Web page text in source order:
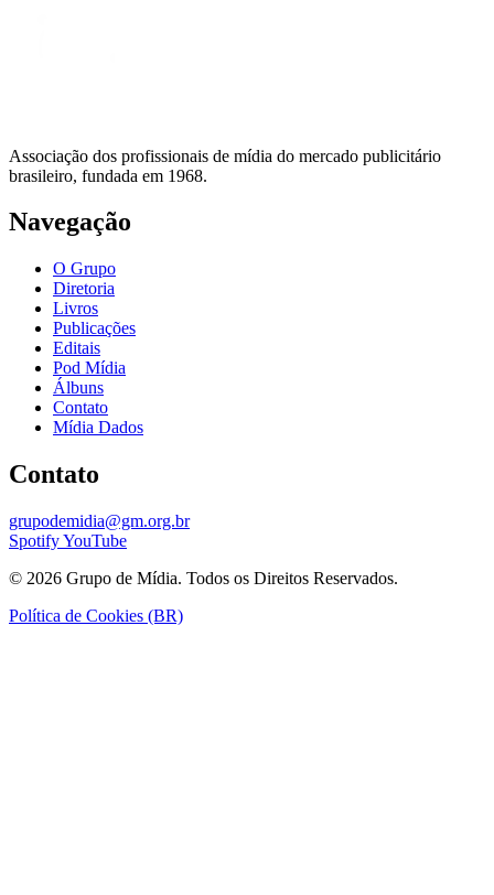
Associação dos profissionais de mídia do mercado publicitário
brasileiro, fundada em 1968.
Navegação
O Grupo
Diretoria
Livros
Publicações
Editais
Pod Mídia
Álbuns
Contato
Mídia Dados
Contato
grupodemidia@gm.org.br
SpotifyYouTube
© 2026 Grupo de Mídia. Todos os Direitos Reservados.
Política de Cookies (BR)